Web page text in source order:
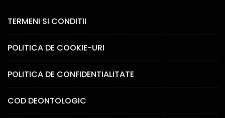
TERMENI SI CONDITII
POLITICA DE COOKIE-URI
POLITICA DE CONFIDENTIALITATE
COD DEONTOLOGIC